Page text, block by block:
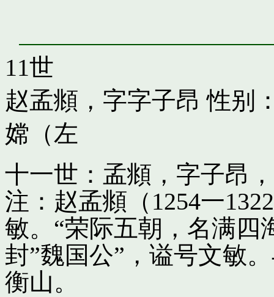
11世
赵孟頫，字字子昂 性别
嫦（左
十一世：孟頫，字子昂
注：赵孟頫（1254一
敏。“荣际五朝，名满四
封”魏国公”，谥号文敏
衡山。